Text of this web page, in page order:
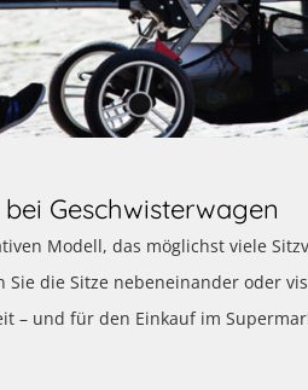
Geschwisterwagen
Modell, das möglichst viele
Sie die Sitze nebeneinander oder
– und für den Einkauf im